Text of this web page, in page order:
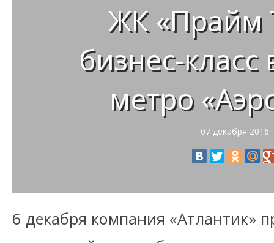
ЖК «Прайм
бизнес-
метро
07 декабря 2016
6 декабря компания «Атлантик»